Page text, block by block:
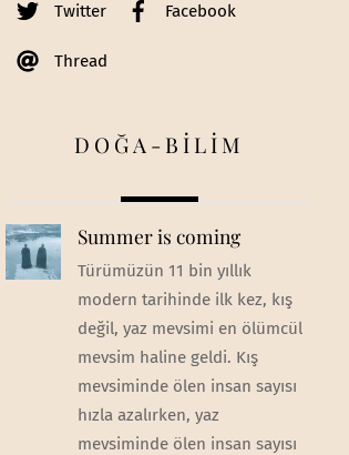
Twitter Facebook
Thread
DOĞA-BİLİM
Summer is coming
Türümüzün 11 bin yıllık
modern tarihinde ilk kez, kış
değil, yaz mevsimi en ölümcül
mevsim haline geldi. Kış
mevsiminde ölen insan sayısı
hızla azalırken, yaz
mevsiminde ölen insan sayısı